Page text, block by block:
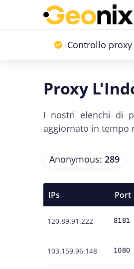
Controllo proxy
Proxy
I nostri elenchi di
aggiornato in tempo
Anonymous: 289
IPs Port
120.89.91.222
103.159.96.148